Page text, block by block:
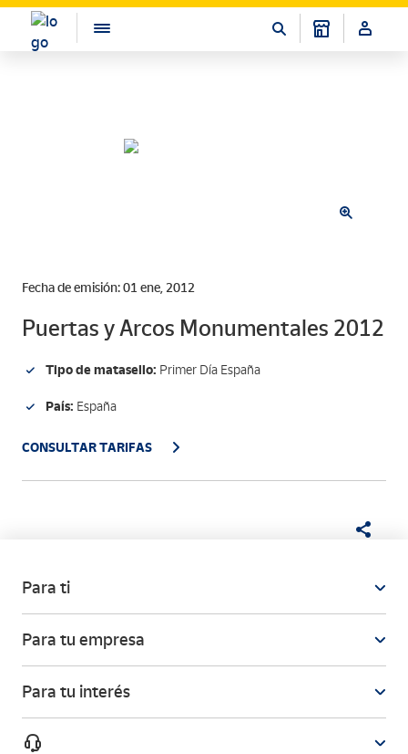
Fecha de emisión: 01 ene, 2012
Puertas y Arcos Monumentales 2012
Tipo de matasello: Primer Día España
País: España
CONSULTAR TARIFAS
Para ti
Para tu empresa
Para tu interés